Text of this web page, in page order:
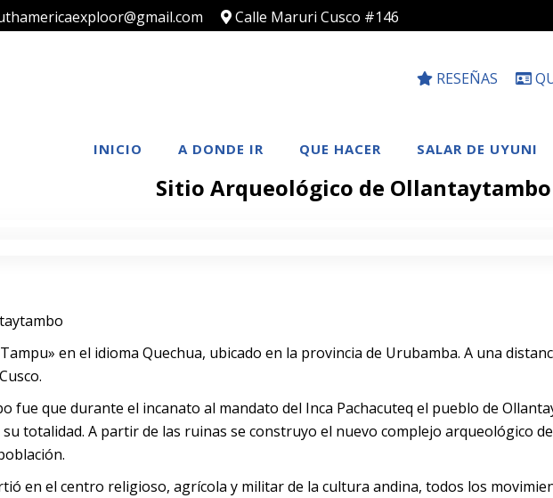
Calle Maruri Cusco #146
RESEÑAS
INICIO A DONDE IR QUE HACER SALAR DE UYUNI
Sitio Arqueológico de Ollantaytambo
en el idioma Quechua, ubicado en la provincia de Urubamba. A una
fue que durante el incanato al mandato del Inca Pachacuteq el pueblo de
totalidad. A partir de las ruinas se construyo el nuevo complejo arqueológico de
en el centro religioso, agrícola y militar de la cultura andina, todos los